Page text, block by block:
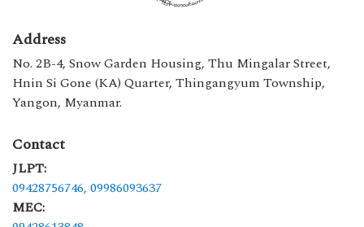
Address
No. 2B-4, Snow Garden Housing, Thu Mingalar Street,
Hnin Si Gone (KA) Quarter, Thingangyum Township,
Yangon, Myanmar.
Contact
JLPT:
09428756746, 09986093637
MEC: